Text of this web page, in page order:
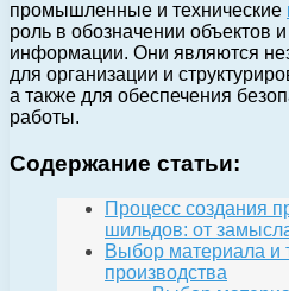
промышленные и технические
роль в обозначении объектов
информации. Они являются
для организации и
а также для обеспечения
работы.
Содержание статьи:
Процесс создания
шильдов: от
Выбор материала и
производства